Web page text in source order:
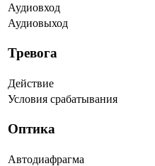
Аудиовход
Аудиовыход
Тревога
Действие
Условия срабатывания
Оптика
Автодиафрагма